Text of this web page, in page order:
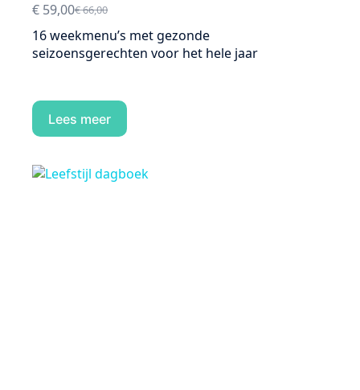
€66,00
Oorspronkelijke
prijs
was:
€ 59,00Huidige
prijs
is:
16 weekmenu’s met gezonde
seizoensgerechten voor het hele jaar
Lees meer